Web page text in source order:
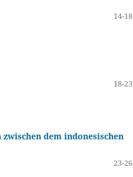
14-18
18-23
dem indonesischen
23-26